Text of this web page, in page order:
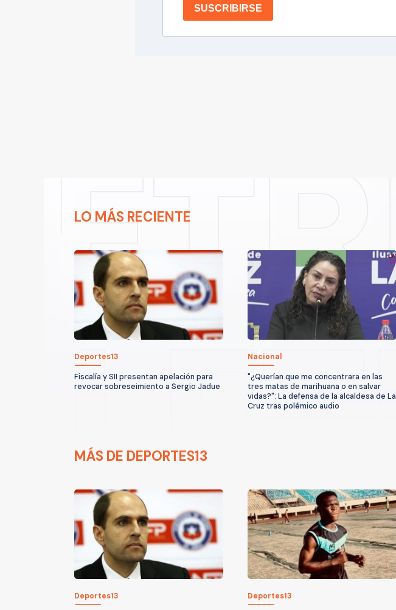
SUSCRIBIRSE
LO MÁS RECIENTE
Deportes13
Fiscalía y SII presentan apelación para
revocar sobreseimiento a Sergio Jadue
Nacional
"¿Querían que me concentrara en las
tres matas de marihuana o en salvar
vidas?": La defensa de la alcaldesa de La
Cruz tras polémico audio
MÁS DE DEPORTES13
Deportes13 Deportes13